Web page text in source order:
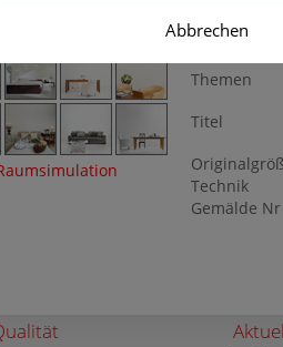
Themen
Titel
Technik
Gemälde Nr
Abbrechen